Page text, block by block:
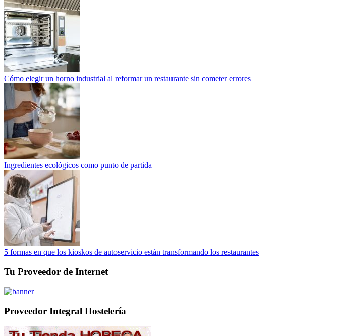
Cómo elegir un horno industrial al reformar un restaurante sin cometer errores
Ingredientes ecológicos como punto de partida
5 formas en que los kioskos de autoservicio están transformando los restaurantes
Tu Proveedor de Internet
Proveedor Integral Hostelería